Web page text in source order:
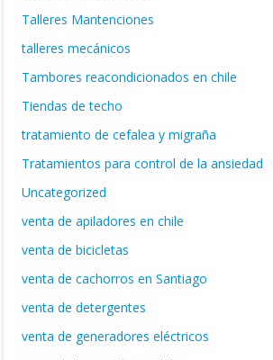
Talleres Mantenciones
talleres mecánicos
Tambores reacondicionados en chile
Tiendas de techo
tratamiento de cefalea y migraña
Tratamientos para control de la ansiedad
Uncategorized
venta de apiladores en chile
venta de bicicletas
venta de cachorros en Santiago
venta de detergentes
venta de generadores eléctricos